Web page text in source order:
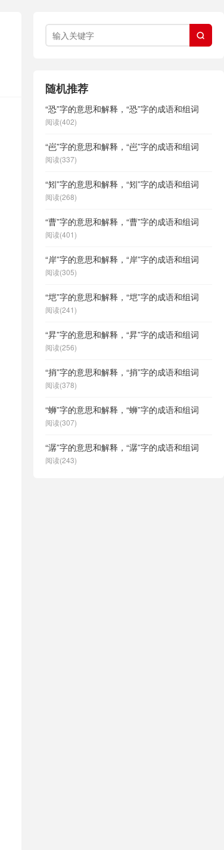

随机推荐
“恐”字的意思和解释，“恐”字的成语和组词
阅读(402)
“岜”字的意思和解释，“岜”字的成语和组词
阅读(337)
“矧”字的意思和解释，“矧”字的成语和组词
阅读(268)
“曹”字的意思和解释，“曹”字的成语和组词
阅读(401)
“岸”字的意思和解释，“岸”字的成语和组词
阅读(305)
“垲”字的意思和解释，“垲”字的成语和组词
阅读(241)
“昇”字的意思和解释，“昇”字的成语和组词
阅读(256)
“捎”字的意思和解释，“捎”字的成语和组词
阅读(378)
“蛳”字的意思和解释，“蛳”字的成语和组词
阅读(307)
“潺”字的意思和解释，“潺”字的成语和组词
阅读(243)